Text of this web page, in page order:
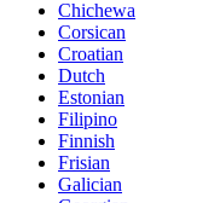
Chichewa
Corsican
Croatian
Dutch
Estonian
Filipino
Finnish
Frisian
Galician